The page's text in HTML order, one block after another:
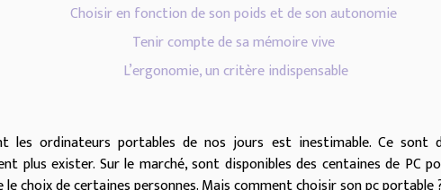
Choisir en fonction de son poids et de son autonomie
Tenir compte de sa mémoire vive
L’ergonomie, un critère indispensable
les ordinateurs portables de nos jours est inestimable. Ce sont
plus exister. Sur le marché, sont disponibles des centaines de PC